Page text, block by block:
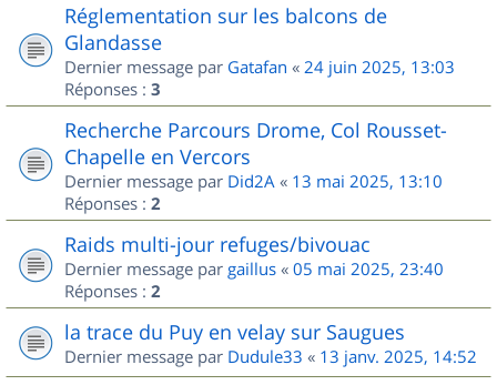
Réglementation sur les balcons de
Glandasse
Dernier message par Gatafan « 24 juin 2025, 13:03
Réponses : 3
Recherche Parcours Drome, Col Rousset-
Chapelle en Vercors
Dernier message par Did2A « 13 mai 2025, 13:10
Réponses : 2
Raids multi-jour refuges/bivouac
Dernier message par gaillus « 05 mai 2025, 23:40
Réponses : 2
la trace du Puy en velay sur Saugues
Dernier message par Dudule33 « 13 janv. 2025, 14:52